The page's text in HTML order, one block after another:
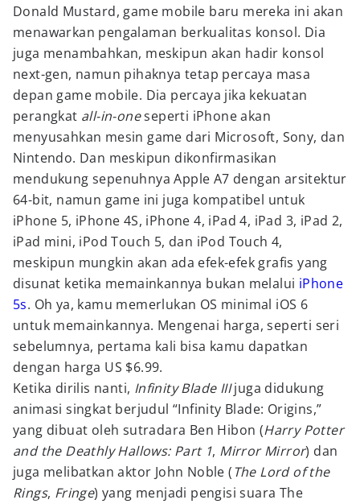
Donald Mustard, game mobile baru mereka ini akan
menawarkan pengalaman berkualitas konsol. Dia
juga menambahkan, meskipun akan hadir konsol
next-gen, namun pihaknya tetap percaya masa
depan game mobile. Dia percaya jika kekuatan
perangkat all-in-oneseperti iPhone akan
menyusahkan mesin game dari Microsoft, Sony, dan
Nintendo. Dan meskipun dikonfirmasikan
mendukung sepenuhnya Apple A7 dengan arsitektur
64-bit, namun game ini juga kompatibel untuk
iPhone 5, iPhone 4S, iPhone 4, iPad 4, iPad 3, iPad 2,
iPad mini, iPod Touch 5, dan iPod Touch 4,
meskipun mungkin akan ada efek-efek grafis yang
disunat ketika memainkannya bukan melalui iPhone
5s. Oh ya, kamu memerlukan OS minimal iOS 6
untuk memainkannya. Mengenai harga, seperti seri
sebelumnya, pertama kali bisa kamu dapatkan
dengan harga US $6.99.
Ketika dirilis nanti, Infinity Blade IIIjuga didukung
animasi singkat berjudul “Infinity Blade: Origins,”
yang dibuat oleh sutradara Ben Hibon (Harry Potter
and the Deathly Hallows: Part 1, Mirror Mirror) dan
juga melibatkan aktor John Noble (The Lord of the
Rings, Fringe) yang menjadi pengisi suara The